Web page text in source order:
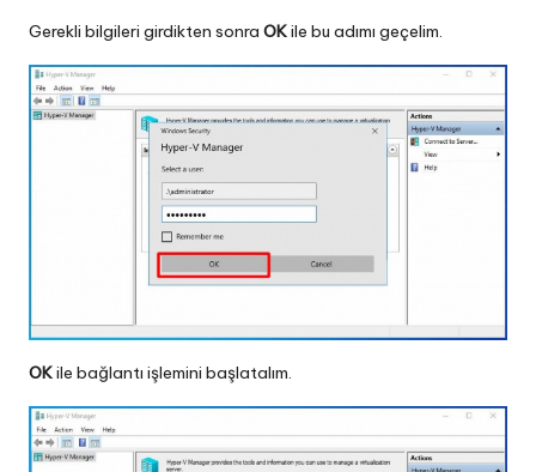
Gerekli bilgileri girdikten sonra OKile bu adımı geçelim.
OKile bağlantı işlemini başlatalım.